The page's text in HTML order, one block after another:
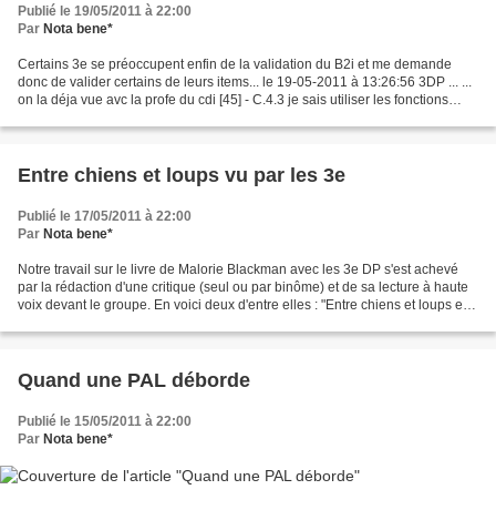
Publié le 19/05/2011 à 22:00
Par Nota bene*
Certains 3e se préoccupent enfin de la validation du B2i et me demande
donc de valider certains de leurs items... le 19-05-2011 à 13:26:56 3DP ... ...
on la déja vue avc la profe du cdi [45] - C.4.3 je sais utiliser les fonctions
Entre chiens et loups vu par les 3e
Publié le 17/05/2011 à 22:00
Par Nota bene*
Notre travail sur le livre de Malorie Blackman avec les 3e DP s'est achevé
par la rédaction d'une critique (seul ou par binôme) et de sa lecture à haute
voix devant le groupe. En voici deux d'entre elles : "Entre chiens et loups est
Quand une PAL déborde
Publié le 15/05/2011 à 22:00
Par Nota bene*